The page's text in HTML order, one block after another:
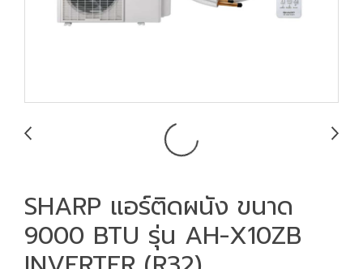
SHARP แอร์ติดผนัง ขนาด
9000 BTU รุ่น AH-X10ZB